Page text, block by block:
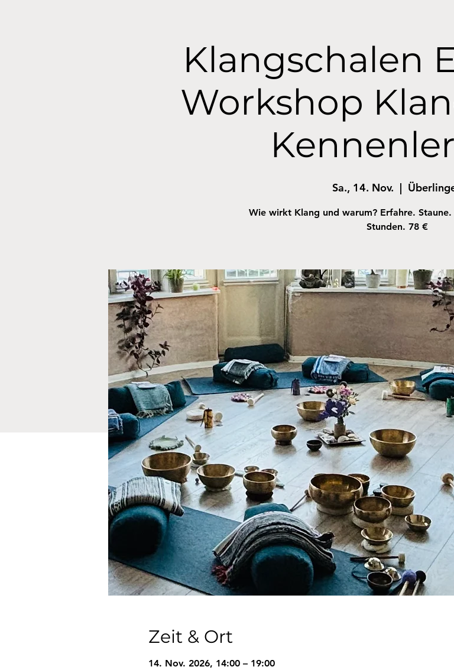
Klangschalen
Workshop
Sa., 14. Nov.
  |
Wie wirkt Klang und warum? Erfahre.
Stunden. 78 €
Zeit & Ort
14. Nov. 2026, 14:00 – 19:00